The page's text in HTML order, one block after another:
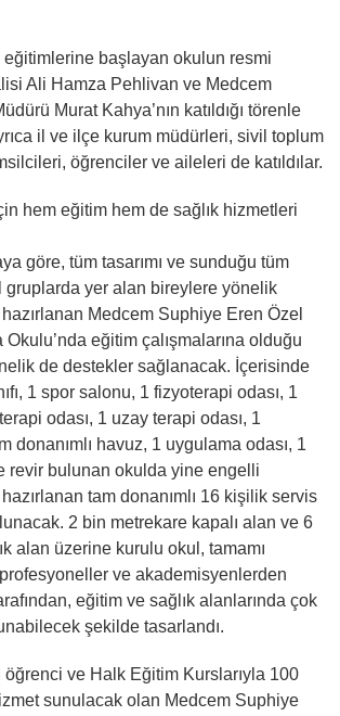
eğitimlerine başlayan okulun resmi
Ali Hamza Pehlivan ve Medcem
Murat Kahya’nın katıldığı törenle
il ve ilçe kurum müdürleri, sivil toplum
öğrenciler ve aileleri de katıldılar.
hem eğitim hem de sağlık hizmetleri
göre, tüm tasarımı ve sunduğu tüm
yer alan bireylere yönelik
hazırlanan Medcem Suphiye Eren Özel
eğitim çalışmalarına olduğu
de destekler sağlanacak. İçerisinde
1 spor salonu, 1 fizyoterapi odası, 1
odası, 1 uzay terapi odası, 1
donanımlı havuz, 1 uygulama odası, 1
revir bulunan okulda yine engelli
tam donanımlı 16 kişilik servis
2 bin metrekare kapalı alan ve 6
alan üzerine kurulu okul, tamamı
ve akademisyenlerden
eğitim ve sağlık alanlarında çok
şekilde tasarlandı.
öğrenci ve Halk Eğitim Kurslarıyla 100
sunulacak olan Medcem Suphiye